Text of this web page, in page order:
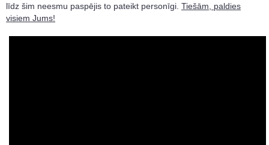
līdz šim neesmu paspējis to pateikt personīgi. Tiešām, paldies
visiem Jums!